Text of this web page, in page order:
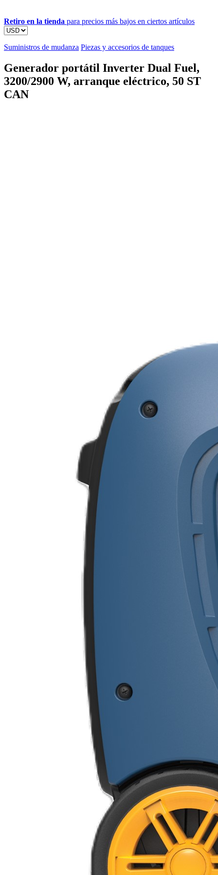
Retiro en la tienda para precios más bajos en ciertos artículos
Suministros de mudanza Piezas y accesorios de tanques
Generador portátil Inverter Dual Fuel,
3200/2900 W, arranque eléctrico, 50 ST
CAN